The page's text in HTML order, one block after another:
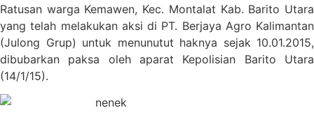
Ratusan warga Kemawen, Kec. Montalat Kab. Barito Utara
yang telah melakukan aksi di PT. Berjaya Agro Kalimantan
(Julong Grup) untuk menunutut haknya sejak 10.01.2015,
dibubarkan paksa oleh aparat Kepolisian Barito Utara
(14/1/15).